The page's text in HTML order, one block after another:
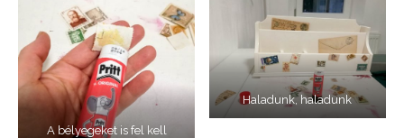
A bélyegeket is fel kell
Haladunk, haladunk